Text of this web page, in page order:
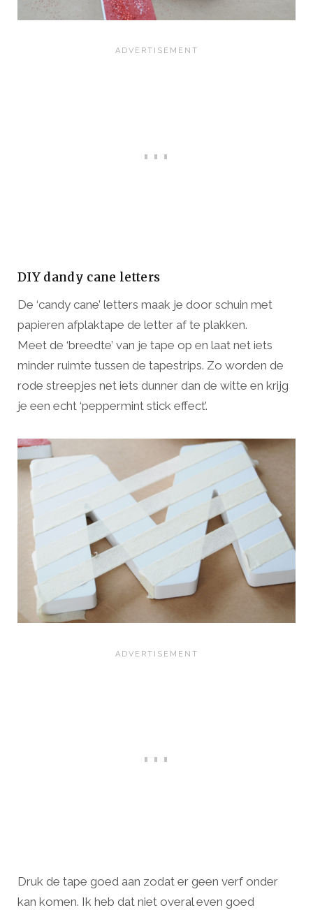
DIY dandy cane letters
De ‘candy cane’ letters maak je door schuin met
papieren afplaktape de letter af te plakken.
Meet de ‘breedte’ van je tape op en laat net iets
minder ruimte tussen de tapestrips. Zo worden de
rode streepjes net iets dunner dan de witte en krijg
je een echt ‘peppermint stick effect’.
Druk de tape goed aan zodat er geen verf onder
kan komen. Ik heb dat niet overal even goed